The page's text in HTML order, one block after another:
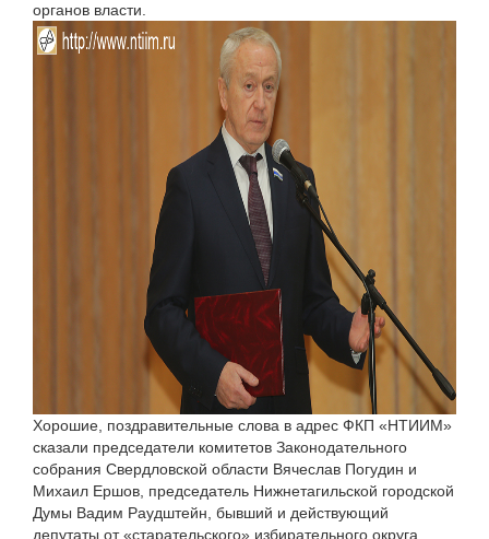
органов власти.
Хорошие, поздравительные слова в адрес ФКП «НТИИМ»
сказали председатели комитетов Законодательного
собрания Свердловской области Вячеслав Погудин и
Михаил Ершов, председатель Нижнетагильской городской
Думы Вадим Раудштейн, бывший и действующий
депутаты от «старательского» избирательного округа